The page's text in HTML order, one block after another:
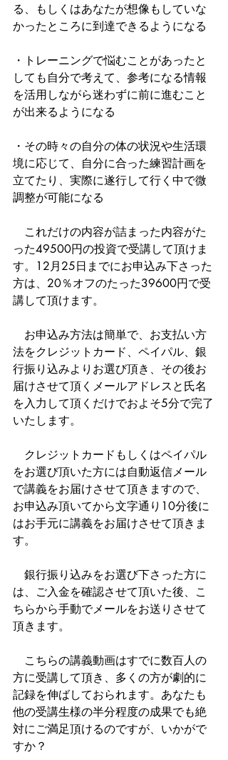
る、もしくはあなたが想像もしていな
かったところに到達できるようになる
・トレーニングで悩むことがあったと
しても自分で考えて、参考になる情報
を活用しながら迷わずに前に進むこと
が出来るようになる
・その時々の自分の体の状況や生活環
境に応じて、自分に合った練習計画を
立てたり、実際に遂行して行く中で微
調整が可能になる
これだけの内容が詰まった内容がた
った49500円の投資で受講して頂けま
す。12月25日までにお申込み下さった
方は、20％オフのたった39600円で受
講して頂けます。
お申込み方法は簡単で、お支払い方
法をクレジットカード、ペイパル、銀
行振り込みよりお選び頂き、その後お
届けさせて頂くメールアドレスと氏名
を入力して頂くだけでおよそ5分で完了
いたします。
クレジットカードもしくはペイパル
をお選び頂いた方には自動返信メール
で講義をお届けさせて頂きますので、
お申込み頂いてから文字通り10分後に
はお手元に講義をお届けさせて頂きま
す。
銀行振り込みをお選び下さった方に
は、ご入金を確認させて頂いた後、こ
ちらから手動でメールをお送りさせて
頂きます。
こちらの講義動画はすでに数百人の
方に受講して頂き、多くの方が劇的に
記録を伸ばしておられます。あなたも
他の受講生様の半分程度の成果でも絶
対にご満足頂けるのですが、いかがで
すか？